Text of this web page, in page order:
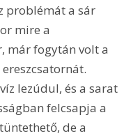
problémát a sár
mire a
már fogytán volt a
lezúdul, és a sarat
felcsapja a
de a